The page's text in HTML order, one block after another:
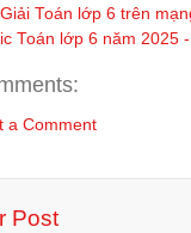
Giải Toán lớp 6 trên
Toán lớp 6 năm 2025
a Comment
Post